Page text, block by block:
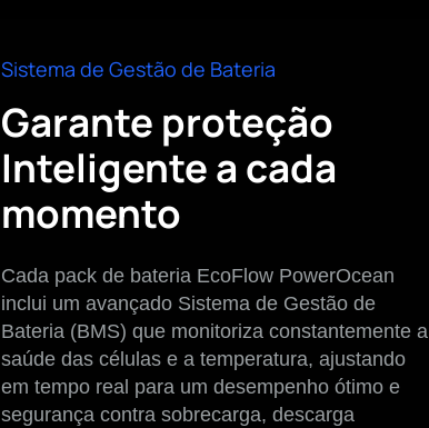
Sistema de Gestão de Bateria
Garante proteção
Inteligente a cada
momento
Cada pack de bateria EcoFlow PowerOcean
inclui um avançado Sistema de Gestão de
Bateria (BMS) que monitoriza constantemente a
saúde das células e a temperatura, ajustando
em tempo real para um desempenho ótimo e
segurança contra sobrecarga, descarga